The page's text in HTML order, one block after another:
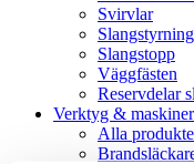
Svirvlar
Slangstyrning
Slangstopp
Väggfästen
Reservdelar
Verktyg & maskiner
Alla